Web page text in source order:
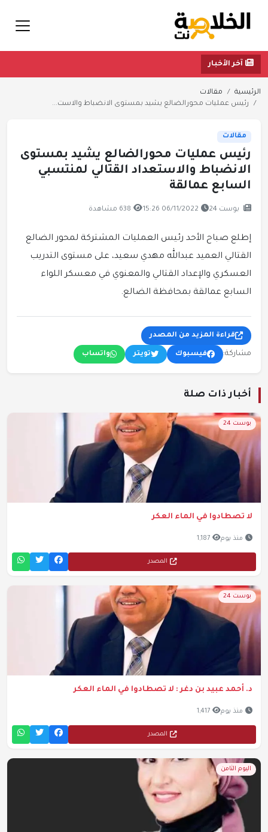
آخر الأخبار
الرئيسية
مقالات
رئيس عمليات محورالضالع يشيد بمستوى الانضباط والاست...
مقالات
رئيس عمليات محورالضالع يشيد بمستوى
الانضباط والاستعداد القتالي لمنتسبي
السابع عمالقة
بوست 24 06/11/2022 15:26 638 مشاهدة
إطلع صباح الأحد رئيس العمليات المشتركة لمحور الضالع
القتالي العميد عبدالله مهدي سعيد، على مستوى التدريب
العسكري والإعداد القتالي والمعنوي في معسكر اللواء
السابع عمالقة بمحافظة الضالع.
قراءة المزيد من المصدر
مشاركة: فيسبوك تويتر واتساب
أخبار ذات صلة
بوست 24
لا تصطادوا في الماء العكر
منذ يوم 1,187
المصدر
بوست 24
د. أحمد عبيد بن دغر : لا تصطادوا في الماء العكر
منذ يوم 1,417
المصدر
اليوم الثامن